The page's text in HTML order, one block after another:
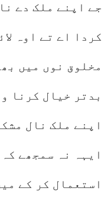
جے اپنے ملک دے
کردا اے تے اوہ
مخلوق نوں میں
بدتر خیال کرنا
اپنے ملک نال
ایہہ نہ سمجھے
استعمال کر کے